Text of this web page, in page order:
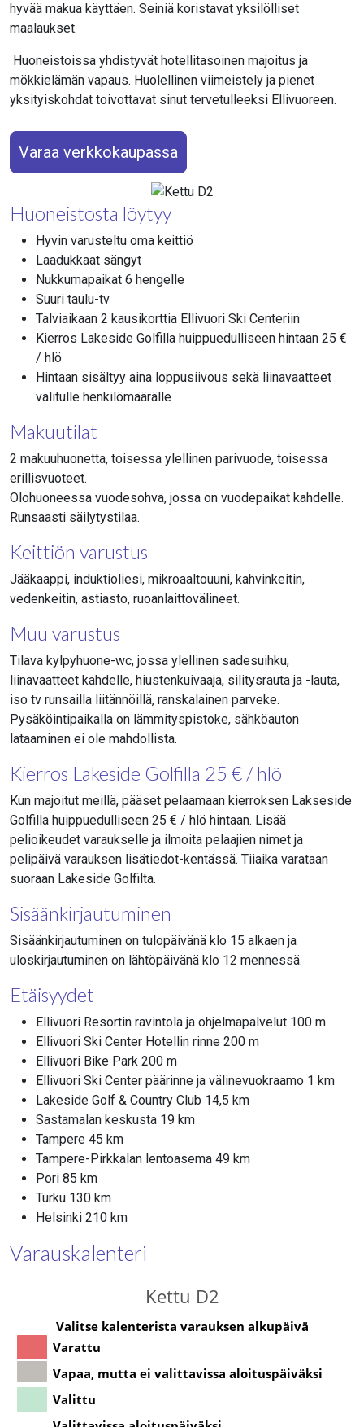
hyvää makua käyttäen. Seiniä koristavat yksilölliset
maalaukset.
Huoneistoissa yhdistyvät hotellitasoinen majoitus ja
mökkielämän vapaus. Huolellinen viimeistely ja pienet
yksityiskohdat toivottavat sinut tervetulleeksi Ellivuoreen.
Varaa verkkokaupassa
Huoneistosta löytyy
Hyvin varusteltu oma keittiö
Laadukkaat sängyt
Nukkumapaikat 6 hengelle
Suuri taulu-tv
Talviaikaan 2 kausikorttia Ellivuori Ski Centeriin
Kierros Lakeside Golfilla huippuedulliseen hintaan 25 €
/ hlö
Hintaan sisältyy aina loppusiivous sekä liinavaatteet
valitulle henkilömäärälle
Makuutilat
2 makuuhuonetta, toisessa ylellinen parivuode, toisessa
erillisvuoteet.
Olohuoneessa vuodesohva, jossa on vuodepaikat kahdelle.
Runsaasti säilytystilaa.
Keittiön varustus
Jääkaappi, induktioliesi, mikroaaltouuni, kahvinkeitin,
vedenkeitin, astiasto, ruoanlaittovälineet.
Muu varustus
Tilava kylpyhuone-wc, jossa ylellinen sadesuihku,
liinavaatteet kahdelle, hiustenkuivaaja, silitysrauta ja -lauta,
iso tv runsailla liitännöillä, ranskalainen parveke.
Pysäköintipaikalla on lämmityspistoke, sähköauton
lataaminen ei ole mahdollista.
Kierros Lakeside Golfilla 25 € / hlö
Kun majoitut meillä, pääset pelaamaan kierroksen Lakseside
Golfilla huippuedulliseen 25 € / hlö hintaan. Lisää
pelioikeudet varaukselle ja ilmoita pelaajien nimet ja
pelipäivä varauksen lisätiedot-kentässä. Tiiaika varataan
suoraan Lakeside Golfilta.
Sisäänkirjautuminen
Sisäänkirjautuminen on tulopäivänä klo 15 alkaen ja
uloskirjautuminen on lähtöpäivänä klo 12 mennessä.
Etäisyydet
Ellivuori Resortin ravintola ja ohjelmapalvelut 100 m
Ellivuori Ski Center Hotellin rinne 200 m
Ellivuori Bike Park 200 m
Ellivuori Ski Center päärinne ja välinevuokraamo 1 km
Lakeside Golf & Country Club 14,5 km
Sastamalan keskusta 19 km
Tampere 45 km
Tampere-Pirkkalan lentoasema 49 km
Pori 85 km
Turku 130 km
Helsinki 210 km
Varauskalenteri